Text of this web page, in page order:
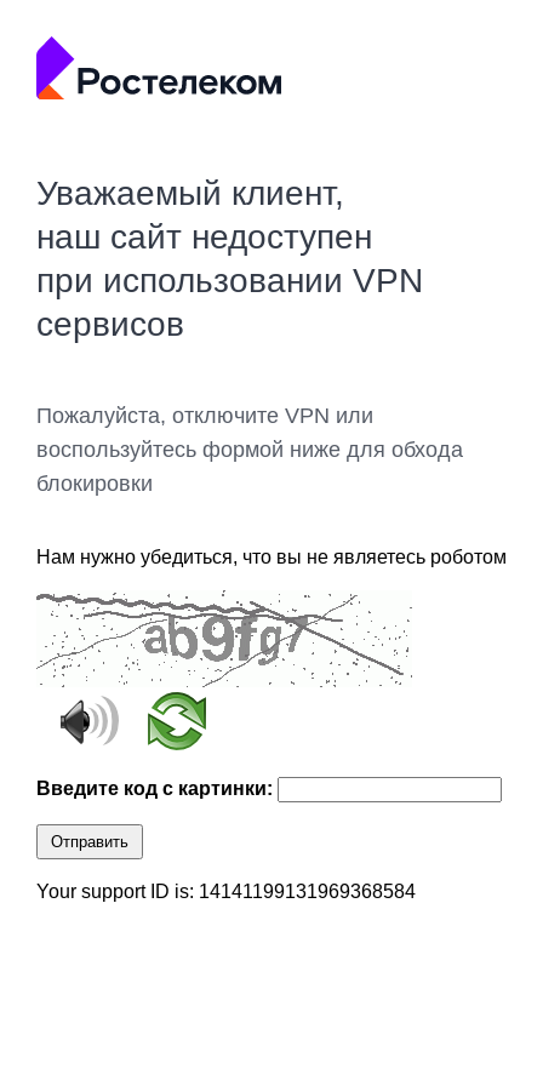
Уважаемый клиент,
наш сайт недоступен
при использовании VPN
сервисов
Пожалуйста, отключите VPN или
воспользуйтесь формой ниже для обхода
блокировки
Нам нужно убедиться, что вы не являетесь роботом
Введите код с картинки:
Отправить
Your support ID is: 14141199131969368584